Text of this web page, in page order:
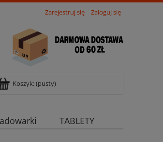
Zarejestruj się Zaloguj się
Koszyk:(pusty)
TABLETY